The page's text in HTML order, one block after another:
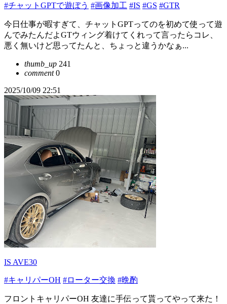
#チャットGPTで遊ぼう #画像加工 #IS #GS #GTR
今日仕事が暇すぎて、チャットGPTってのを初めて使って遊
んでみたんだよGTウィング着けてくれって言ったらコレ、
悪く無いけど思ってたんと、ちょっと違うかなぁ...
thumb_up 241
comment0
2025/10/09 22:51
IS AVE30
#キャリパーOH #ローター交換 #晩酌
フロントキャリパーOH 友達に手伝って貰ってやって来た！